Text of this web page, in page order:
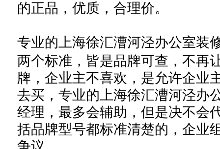
的正品，优质，合理价。
专业的上海徐汇漕河泾办公室装
两个标准，皆是品牌可查，不再
牌 ，企业主不喜欢 ， 是允许企业
去买， 专业的上海徐汇漕河泾办
经理 ，最多会辅助， 但是决不会
括品牌型号都标准清楚的， 企业